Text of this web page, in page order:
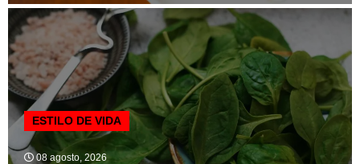
ESTILO DE VIDA
08 agosto, 2026